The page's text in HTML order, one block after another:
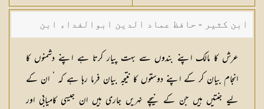
ابن کثیر - حافظ عماد الدین ابوالفداء ابن
کثیر صاحب
عرش کا مالک اپنے بندوں سے بہت پیار کرتا ہے اپنے دشمنوں کا
انجام بیان کر کے اپنے دوستوں کا نتیجہ بیان فرما رہا ہے کہ ’ ان کے
لیے جنتیں ہیں جن کے نیچے نہریں جاری ہیں ان جیسی کامیابی اور